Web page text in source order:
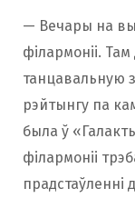
— Вечары на
філармоніі.
танцавальную
рэйтынгу па
была ў
філармоніі
прадстаўленні